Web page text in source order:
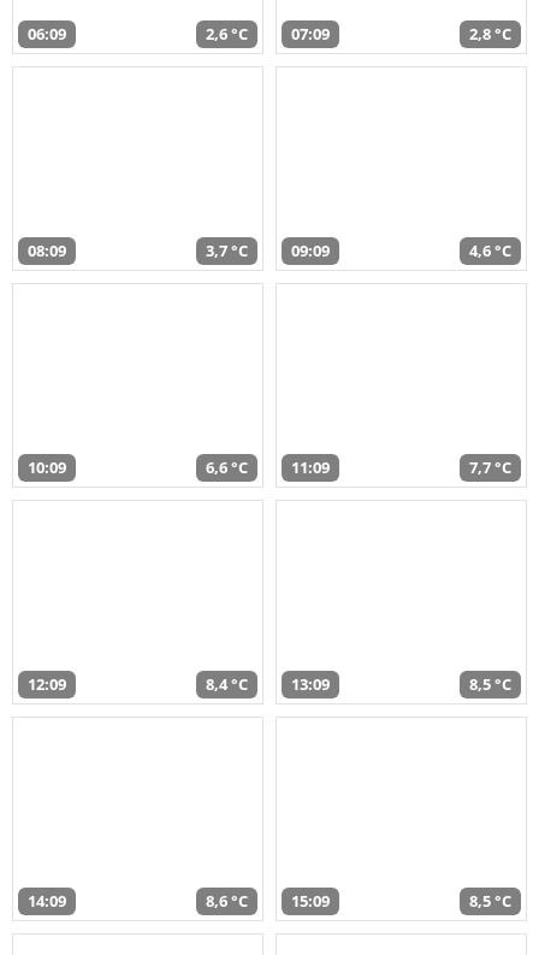
06:09 2,6 °C 07:09 2,8 °C
08:09 3,7 °C 09:09 4,6 °C
10:09 6,6 °C 11:09 7,7 °C
12:09 8,4 °C 13:09 8,5 °C
14:09 8,6 °C 15:09 8,5 °C